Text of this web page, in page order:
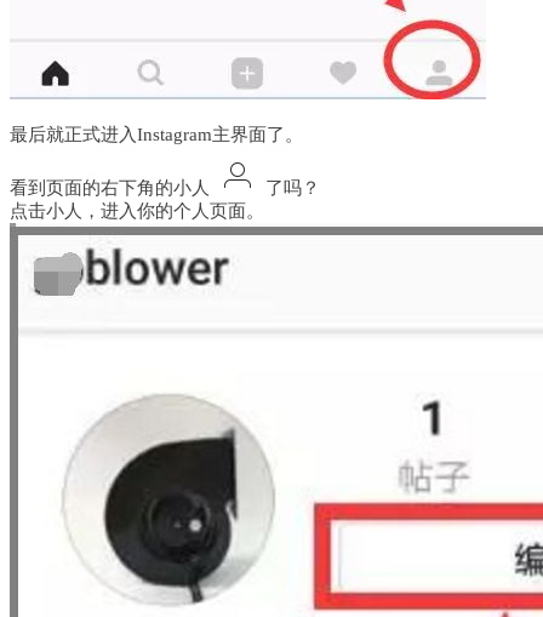
最后就正式进入Instagram主界面了。
看到页面的右下角的小人
了吗？
点击小人，进入你的个人页面。